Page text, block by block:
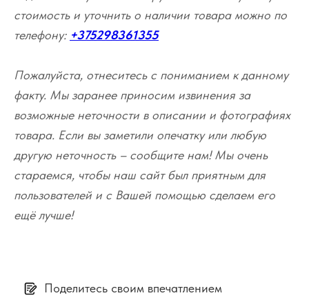
стоимость и уточнить о наличии товара можно по
телефону: +375298361355
Пожалуйста, отнеситесь с пониманием к данному
факту. Мы заранее приносим извинения за
возможные неточности в описании и фотографиях
товара. Если вы заметили опечатку или любую
другую неточность – сообщите нам! Мы очень
стараемся, чтобы наш сайт был приятным для
пользователей и с Вашей помощью сделаем его
ещё лучше!
Поделитесь своим впечатлением